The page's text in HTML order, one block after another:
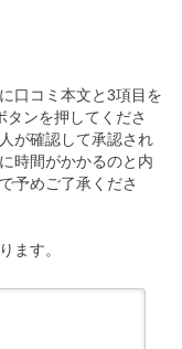
口コミ本文と3項目を
ンを押してくださ
が確認して承認され
時間がかかるのと内
予めご了承くださ
ます。